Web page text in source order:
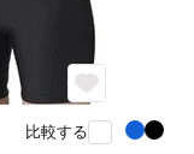
比較する